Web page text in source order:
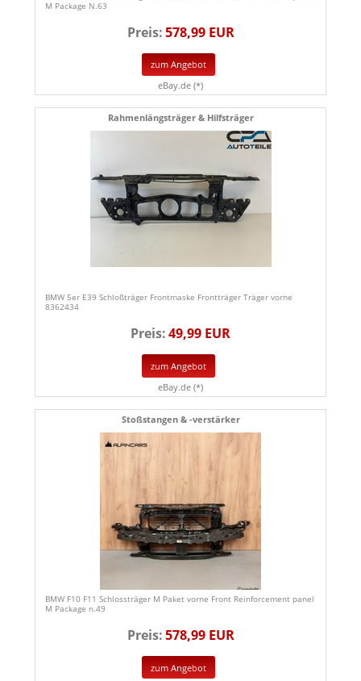
M Package N.63
Preis:578,99 EUR
zum Angebot
eBay.de (*)
Rahmenlängsträger & Hilfsträger
BMW 5er E39 Schloßträger Frontmaske Frontträger Träger vorne
8362434
Preis:49,99 EUR
zum Angebot
eBay.de (*)
Stoßstangen & -verstärker
BMW F10 F11 Schlossträger M Paket vorne Front Reinforcement panel
M Package n.49
Preis:578,99 EUR
zum Angebot